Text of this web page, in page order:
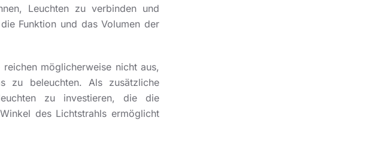
Leuchten zu verbinden und
Funktion und das Volumen der
möglicherweise nicht aus,
zu beleuchten. Als zusätzliche
zu investieren, die die
des Lichtstrahls ermöglicht